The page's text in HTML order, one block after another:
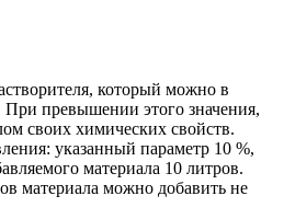
который можно в
При превышении этого значения,
своих химических свойств.
указанный параметр 10 %,
материала 10 литров.
материала можно добавить не